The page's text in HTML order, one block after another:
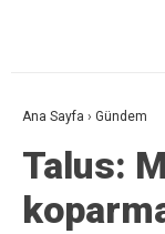
Ana Sayfa › Gündem
Talus: